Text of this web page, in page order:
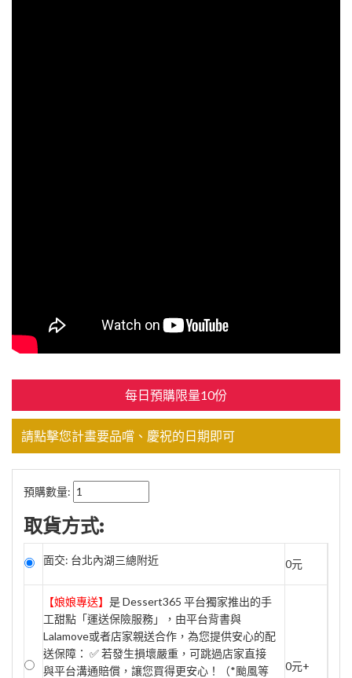
每日預購限量10份
請點擊您計畫要品嚐、慶祝的日期即可
預購數量:
取貨方式:
面交: 台北內湖三總附近 0元
【娘娘專送】 是 Dessert365 平台獨家推出的手
工甜點「運送保險服務」，由平台背書與
Lalamove或者店家親送合作，為您提供安心的配
送保障： ✅ 若發生損壞嚴重，可跳過店家直接
與平台溝通賠償，讓您買得更安心！（*颱風等
0元+